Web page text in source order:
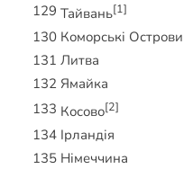
129 Тайвань[1]
130 Коморські Острови
131 Литва
132 Ямайка
133 Косово[2]
134 Ірландія
135 Німеччина